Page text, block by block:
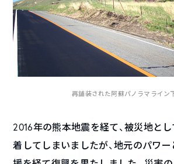
再舗装された阿蘇パノラマライン
2016年の熊本地震を経て、被災地と
着してしまいましたが、地元のパワ